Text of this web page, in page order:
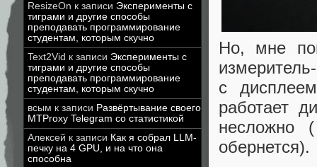
ResizeOn к записи Эксперименты с
тиграми и другие способы
преподавать программирование
студентам, которым скучно
Text2Vid к записи Эксперименты с
тиграми и другие способы
преподавать программирование
студентам, которым скучно
всым к записи Развёртывание своего
MTProxy Telegram со статистикой
Алексей к записи Как я собрал LLM-
печку на 4 GPU, и на что она
способна
Но, мне
с
работает
несложно
обернется).